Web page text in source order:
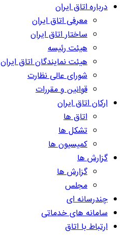
درباره اتاق ایران
معرفی اتاق ایران
ساختار اتاق ایران
هیئت رئیسه
هیئت نمایندگان اتاق ایران
شورای عالی نظارت
قوانین و مقررات
ارکان اتاق ایران
اتاق ها
تشکل ها
کمیسیون ها
گزارش ها
گزارش ها
مجلس
چندرسانه ای
سامانه های خدماتی
ارتباط با اتاق